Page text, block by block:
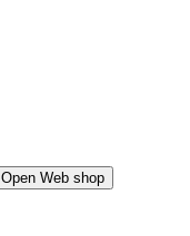
Open Web shop